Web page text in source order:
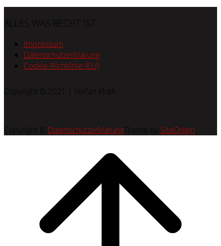
ALLES WAS RECHT IST
Impressum
Datenschutzerklärung
Cookie-Richtlinie (EU)
Copyright © 2021 | Stefan Kluth
Copyright © DatenschutzerklärungTheme by SiteOrigin